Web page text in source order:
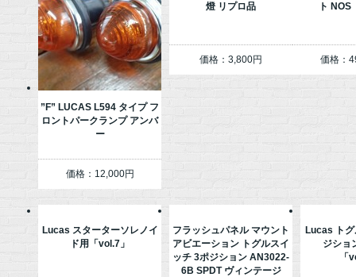
”F” LUCAS L594 タイプ フ
ロントパークランプ アンバ
ー
価格：12,000円
燈 リプロ品
価格：3,800円
ト NOS
価格：
Lucas スターターソレノイ
ド用「vol.7」
フラッシュパネル マウント
アビエーション トグルスイ
ッチ 3ポジション AN3022-
6B SPDT ヴィンテージ
Lucas ト
ジショ
「